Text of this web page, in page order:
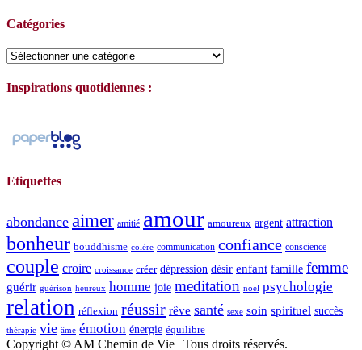
Catégories
Catégories
Inspirations quotidiennes :
Etiquettes
abondance aimer amitié amour amoureux argent attraction
bonheur bouddhisme colère communication confiance conscience
couple croire croissance créer dépression désir enfant famille femme
guérir guérison heureux homme joie meditation noel psychologie
relation réflexion réussir rêve santé sexe soin spirituel succès
thérapie vie âme émotion énergie équilibre
Copyright © AM Chemin de Vie | Tous droits réservés.